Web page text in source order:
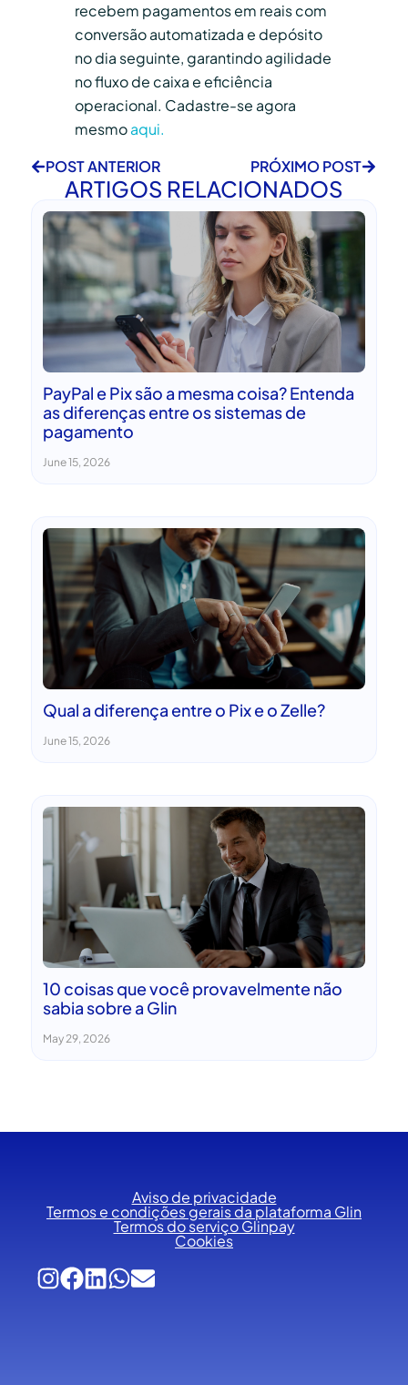
recebem pagamentos em reais com
conversão automatizada e depósito
no dia seguinte, garantindo agilidade
no fluxo de caixa e eficiência
operacional. Cadastre-se agora
mesmoaqui.
POST ANTERIOR
PRÓXIMO POST
ARTIGOS RELACIONADOS
PayPal e Pix são a mesma coisa? Entenda
as diferenças entre os sistemas de
pagamento
June 15, 2026
Qual a diferença entre o Pix e o Zelle?
June 15, 2026
10 coisas que você provavelmente não
sabia sobre a Glin
May 29, 2026
Aviso de privacidade
Termos e condições gerais da plataforma Glin
Termos do serviço Glinpay
Cookies